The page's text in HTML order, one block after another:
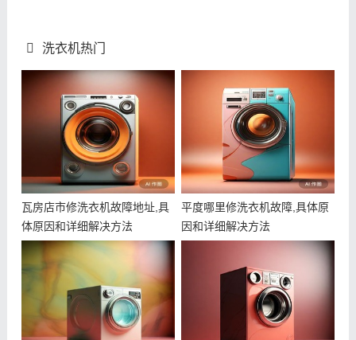
洗衣机热门
瓦房店市修洗衣机故障地址,具
体原因和详细解决方法
平度哪里修洗衣机故障,具体原
因和详细解决方法